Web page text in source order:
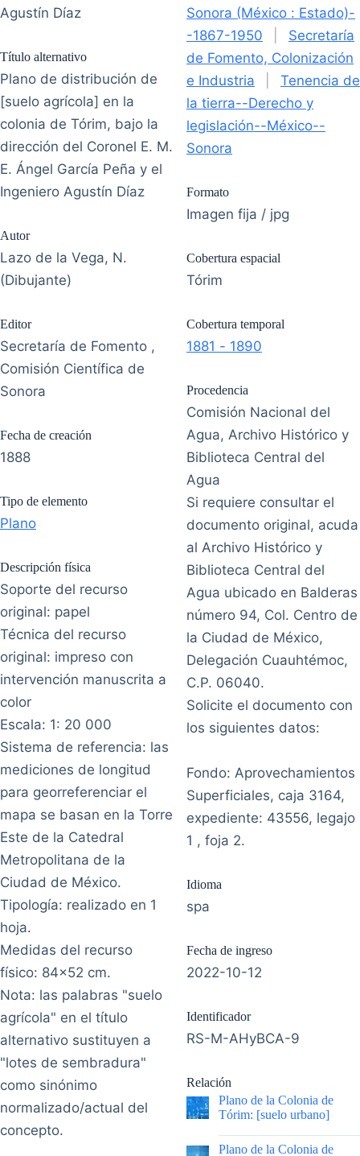
Agustín Díaz
Título alternativo
Plano de distribución de
[suelo agrícola] en la
colonia de Tórim, bajo la
dirección del Coronel E. M.
E. Ángel García Peña y el
Ingeniero Agustín Díaz
Autor
Lazo de la Vega, N.
(Dibujante)
Editor
Secretaría de Fomento ,
Comisión Científica de
Sonora
Fecha de creación
1888
Tipo de elemento
Plano
Descripción física
Soporte del recurso
original: papel
Técnica del recurso
original: impreso con
intervención manuscrita a
color
Escala: 1: 20 000
Sistema de referencia: las
mediciones de longitud
para georreferenciar el
mapa se basan en la Torre
Este de la Catedral
Metropolitana de la
Ciudad de México.
Tipología: realizado en 1
hoja.
Medidas del recurso
físico: 84x52 cm.
Nota: las palabras "suelo
agrícola" en el título
alternativo sustituyen a
"lotes de sembradura"
como sinónimo
normalizado/actual del
concepto.
Sonora (México : Estado)-
-1867-1950
Secretaría
de Fomento, Colonización
e Industria
Tenencia de
la tierra--Derecho y
legislación--México--
Sonora
Formato
Imagen fija / jpg
Cobertura espacial
Tórim
Cobertura temporal
1881 - 1890
Procedencia
Comisión Nacional del
Agua, Archivo Histórico y
Biblioteca Central del
Agua
Si requiere consultar el
documento original, acuda
al Archivo Histórico y
Biblioteca Central del
Agua ubicado en Balderas
número 94, Col. Centro de
la Ciudad de México,
Delegación Cuauhtémoc,
C.P. 06040.
Solicite el documento con
los siguientes datos:
Fondo: Aprovechamientos
Superficiales, caja 3164,
expediente: 43556, legajo
1 , foja 2.
Idioma
spa
Fecha de ingreso
2022-10-12
Identificador
RS-M-AHyBCA-9
Relación
Plano de la Colonia de
Tórim: [suelo urbano]
|
Plano de la Colonia de